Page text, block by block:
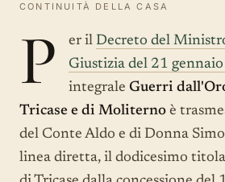
CONTINUITÀ DELLA CASA
P er il Decreto del
Giustizia del 21
integrale Guerri
Tricase e di Moliterno è
del Conte Aldo e di Donna
linea diretta, il dodicesimo